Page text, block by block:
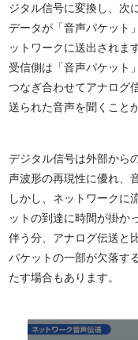
ジタル信号に変換し、次
データが「音声パケット
ットワークに送出されます
受信側は「音声パケット
つなぎ合わせてアナログ
送られた音声を聞くこと
デジタル信号は外部から
声波形の再現性に優れ、
しかし、ネットワークに
ットの到達に時間が掛か
伴う分、アナログ伝送と
パケットの一部が欠落す
たす場合もあります。